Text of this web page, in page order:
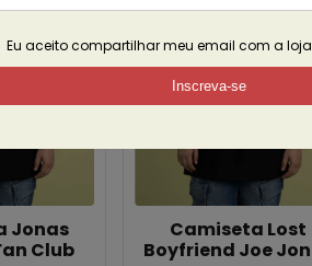
Jonas
Club
Camiseta Lost
Boyfriend Joe